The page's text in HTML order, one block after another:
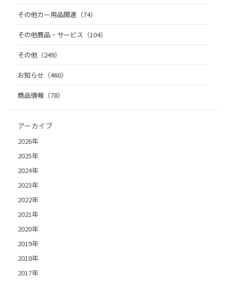
その他カー用品関連（74）
その他商品・サービス（104）
その他（249）
お知らせ（460）
商品情報（78）
アーカイブ
2026年
2025年
2024年
2023年
2022年
2021年
2020年
2019年
2018年
2017年